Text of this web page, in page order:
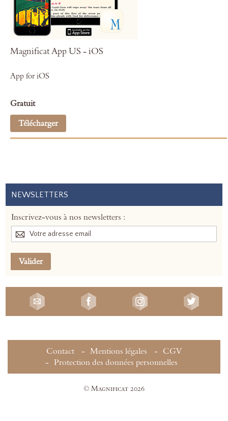
Magnificat App US - iOS
App for iOS
Gratuit
Télécharger
NEWSLETTERS
Inscrivez-vous à nos newsletters :
Valider
Contact Mentions légales
CGV
Protection des données personnelles
© Magnificat 2026